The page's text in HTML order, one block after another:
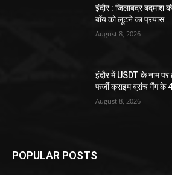
इंदौर : जिलाबदर बदमाश
बॉय को लूटने का प्रयास
August 8, 2026
इंदौर में USDT के नाम
फर्जी क्राइम ब्रांच गैंग के
August 8, 2026
POPULAR POSTS